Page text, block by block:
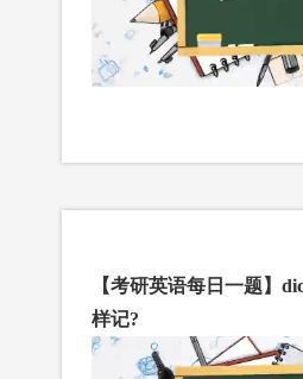
【考研英语每日一题】
样记?